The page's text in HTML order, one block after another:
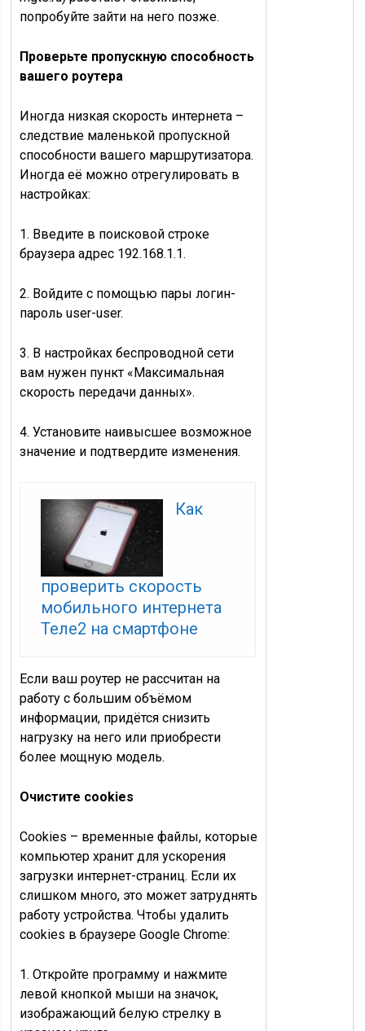
попробуйте зайти на него позже.
Проверьте пропускную способность
вашего роутера
Иногда низкая скорость интернета –
следствие маленькой пропускной
способности вашего маршрутизатора.
Иногда её можно отрегулировать в
настройках:
1. Введите в поисковой строке
браузера адрес 192.168.1.1.
2. Войдите с помощью пары логин-
пароль user-user.
3. В настройках беспроводной сети
вам нужен пункт «Максимальная
скорость передачи данных».
4. Установите наивысшее возможное
значение и подтвердите изменения.
Как
проверить скорость
мобильного интернета
Теле2 на смартфоне
Если ваш роутер не рассчитан на
работу с большим объёмом
информации, придётся снизить
нагрузку на него или приобрести
более мощную модель.
Очистите cookies
Cookies – временные файлы, которые
компьютер хранит для ускорения
загрузки интернет-страниц. Если их
слишком много, это может затруднять
работу устройства. Чтобы удалить
cookies в браузере Google Chrome:
1. Откройте программу и нажмите
левой кнопкой мыши на значок,
изображающий белую стрелку в